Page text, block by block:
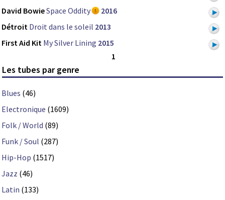
David BowieSpace Oddity
2016
Détroit Droit dans le soleil 2013
First Aid Kit My Silver Lining 2015
1
Les tubes par genre
Blues (46)
Electronique (1609)
Folk / World (89)
Funk / Soul (287)
Hip-Hop (1517)
Jazz (46)
Latin (133)